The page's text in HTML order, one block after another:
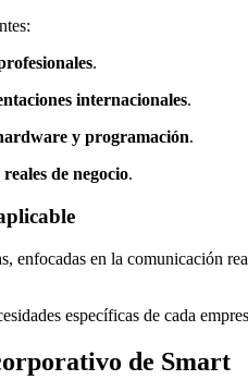
.
internacionales.
y programación.
de negocio.
enfocadas en la comunicación
específicas de cada
de Smart